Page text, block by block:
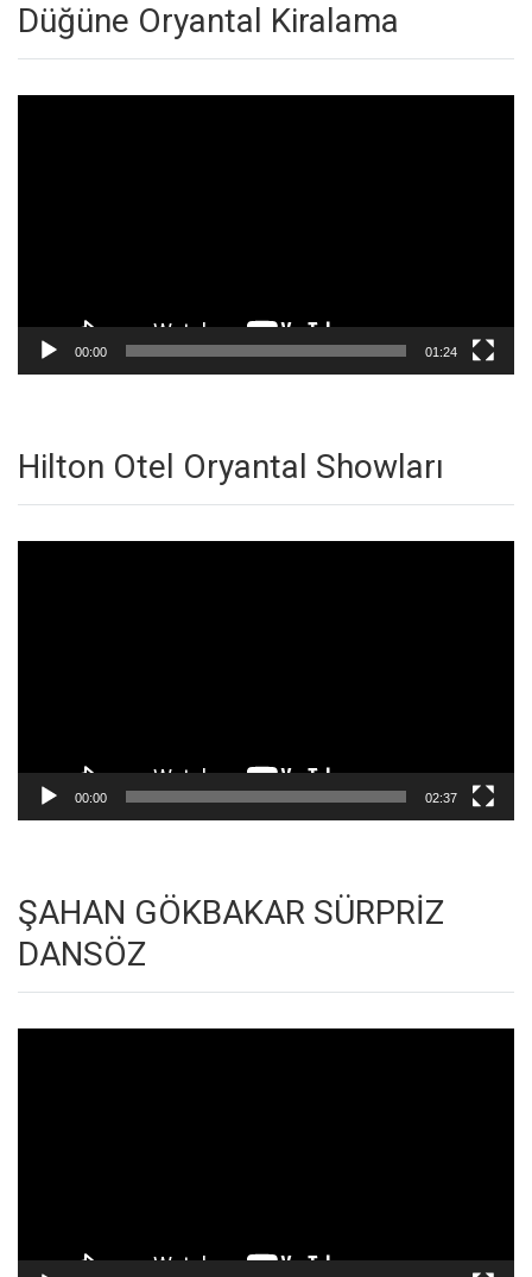
Düğüne Oryantal Kiralama
00:00 01:24
Hilton Otel Oryantal Showları
00:00 02:37
ŞAHAN GÖKBAKAR SÜRPRİZ
DANSÖZ